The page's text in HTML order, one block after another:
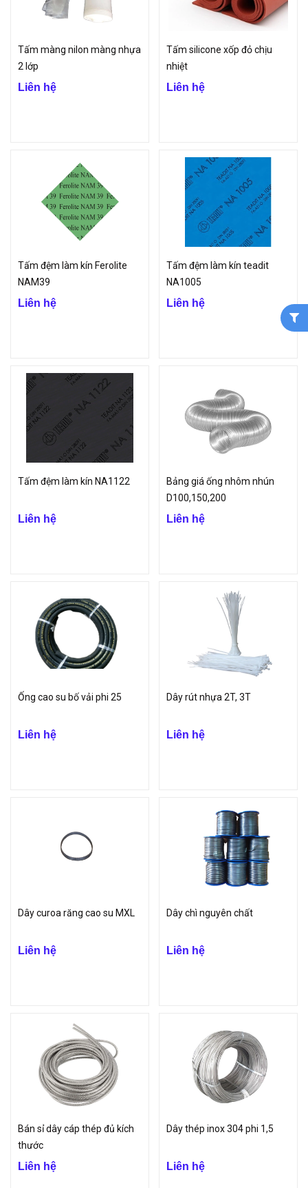
Tấm màng nilon màng nhựa
2 lớp
Liên hệ
Tấm silicone xốp đỏ chịu
nhiệt
Liên hệ
Tấm đệm làm kín Ferolite
NAM39
Liên hệ
Tấm đệm làm kín teadit
NA1005
Liên hệ
Tấm đệm làm kín NA1122
Liên hệ
Bảng giá ống nhôm nhún
D100,150,200
Liên hệ
Ống cao su bố vải phi 25
Liên hệ
Dây rút nhựa 2T, 3T
Liên hệ
Dây curoa răng cao su MXL
Liên hệ
Dây chì nguyên chất
Liên hệ
Bán sỉ dây cáp thép đủ kích
thước
Liên hệ
Dây thép inox 304 phi 1,5
Liên hệ